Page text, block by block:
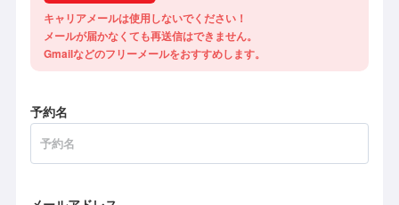
キャリアメールは使用しないでください！
メールが届かなくても再送信はできません。
Gmailなどのフリーメールをおすすめします。
予約名